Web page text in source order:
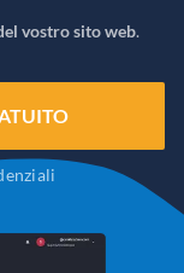
vostro sito web.